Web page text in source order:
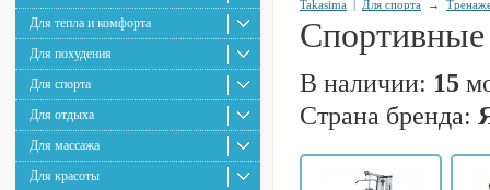
Для тепла и комфорта
Для похудения
Для спорта
Для отдыха
Для массажа
Для красоты
Takasima | Для спорта →
В наличии: 15
Страна бренда: